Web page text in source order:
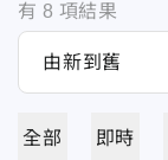
有 8 項結果
全部 即時